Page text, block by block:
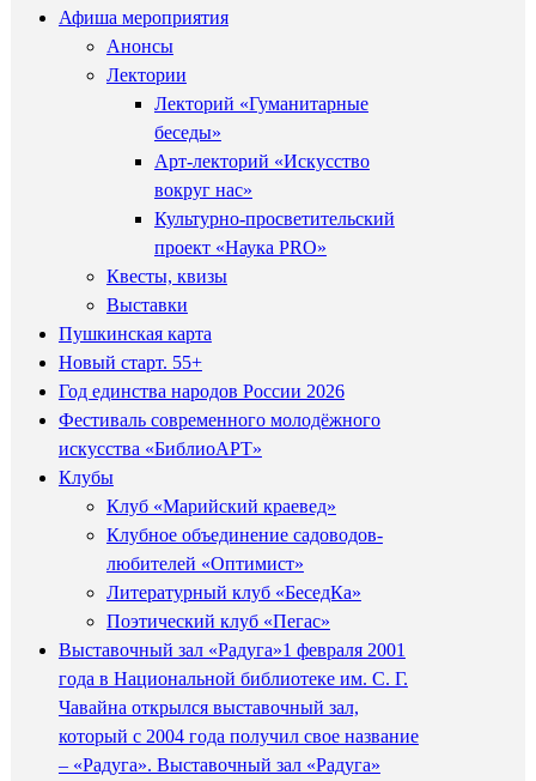
Афиша мероприятия
Анонсы
Лектории
Лекторий «Гуманитарные
беседы»
Арт-лекторий «Искусство
вокруг нас»
Культурно-просветительский
проект «Наука PRO»
Квесты, квизы
Выставки
Пушкинская карта
Новый старт. 55+
Год единства народов России 2026
Фестиваль современного молодёжного
искусства «БиблиоАРТ»
Клубы
Клуб «Марийский краевед»
Клубное объединение садоводов-
любителей «Оптимист»
Литературный клуб «БеседКа»
Поэтический клуб «Пегас»
Выставочный зал «Радуга»1 февраля 2001
года в Национальной библиотеке им. С. Г.
Чавайна открылся выставочный зал,
который с 2004 года получил свое название
– «Радуга». Выставочный зал «Радуга»